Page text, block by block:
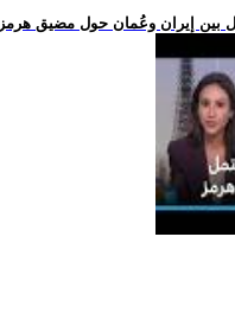
بين إيران وعُمان حول مضيق هرمز